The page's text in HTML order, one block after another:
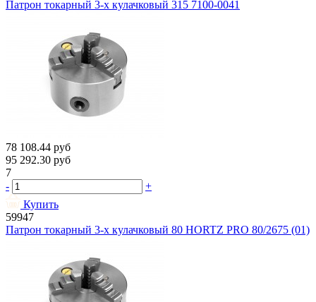
Патрон токарный 3-х кулачковый 315 7100-0041
78 108.44 руб
95 292.30 руб
7
-
+
Купить
59947
Патрон токарный 3-х кулачковый 80 HORTZ PRO 80/2675 (01)